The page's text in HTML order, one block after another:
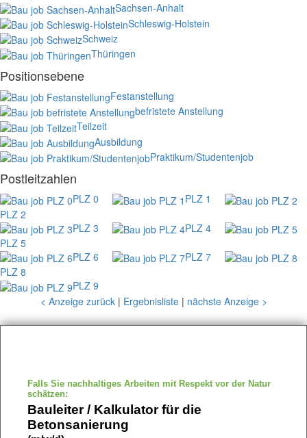
Sachsen-Anhalt
Schleswig-Holstein
Schweiz
Thüringen
Positionsebene
Festanstellung
befristete Anstellung
Teilzeit
Ausbildung
Praktikum/Studentenjob
Postleitzahlen
PLZ 0
PLZ 1
PLZ 2
PLZ 3
PLZ 4
PLZ 5
PLZ 6
PLZ 7
PLZ 8
PLZ 9
< Anzeige zurück| Ergebnisliste| nächste Anzeige >
Falls Sie nachhaltiges Arbeiten mit Respekt vor der Natur
schätzen:
Bauleiter / Kalkulator für die
Betonsanierung